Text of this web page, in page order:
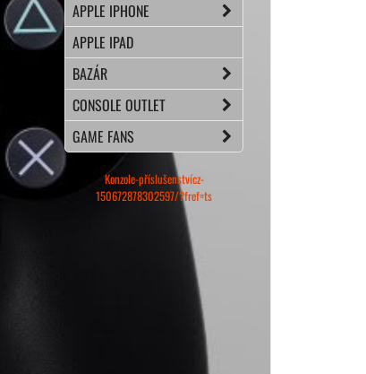
APPLE IPHONE
APPLE IPAD
BAZÁR
CONSOLE OUTLET
GAME FANS
Konzole-příslušenstvícz-
150672878302597/?fref=ts